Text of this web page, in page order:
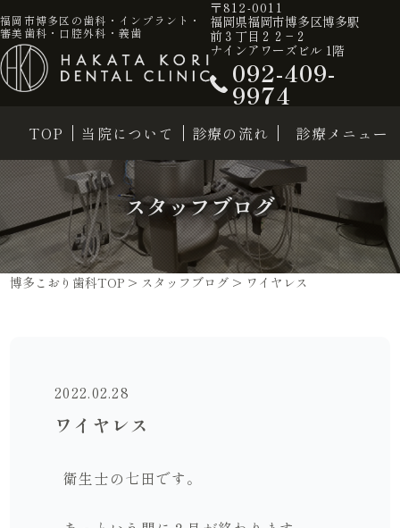
福岡市博多区の歯科・インプラント・
審美歯科・口腔外科・義歯
〒812-0011
福岡県福岡市博多区博多駅
前３丁目２２−２
ナインアワーズビル 1階
092-409-
9974
TOP 当院について 診療の流れ 診療メニュー
スタッフブログ
博多こおり歯科TOP > スタッフブログ > ワイヤレス
2022.02.28
ワイヤレス
衛生士の七田です。